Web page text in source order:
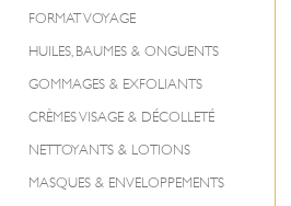
FORMAT VOYAGE
HUILES, BAUMES & ONGUENTS
GOMMAGES & EXFOLIANTS
CRÈMES VISAGE & DÉCOLLETÉ
NETTOYANTS & LOTIONS
MASQUES & ENVELOPPEMENTS